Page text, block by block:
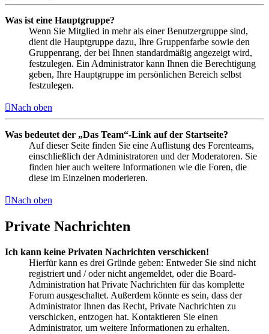
Was ist eine Hauptgruppe?
Wenn Sie Mitglied in mehr als einer Benutzergruppe sind,
dient die Hauptgruppe dazu, Ihre Gruppenfarbe sowie den
Gruppenrang, der bei Ihnen standardmäßig angezeigt wird,
festzulegen. Ein Administrator kann Ihnen die Berechtigung
geben, Ihre Hauptgruppe im persönlichen Bereich selbst
festzulegen.
Nach oben
Was bedeutet der „Das Team“-Link auf der Startseite?
Auf dieser Seite finden Sie eine Auflistung des Forenteams,
einschließlich der Administratoren und der Moderatoren. Sie
finden hier auch weitere Informationen wie die Foren, die
diese im Einzelnen moderieren.
Nach oben
Private Nachrichten
Ich kann keine Privaten Nachrichten verschicken!
Hierfür kann es drei Gründe geben: Entweder Sie sind nicht
registriert und / oder nicht angemeldet, oder die Board-
Administration hat Private Nachrichten für das komplette
Forum ausgeschaltet. Außerdem könnte es sein, dass der
Administrator Ihnen das Recht, Private Nachrichten zu
verschicken, entzogen hat. Kontaktieren Sie einen
Administrator, um weitere Informationen zu erhalten.